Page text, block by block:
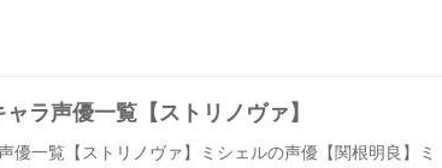
ラ声優一覧【ストリノヴァ】
優一覧【ストリノヴァ】ミシェルの声優【関根明良】ミ